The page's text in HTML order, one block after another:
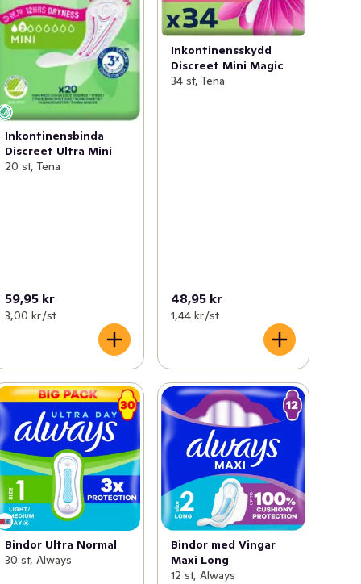
Inkontinensbinda
Discreet Ultra Mini
20 st, Tena
59,95 kr
3,00 kr /st
Inkontinensskydd
Discreet Mini Magic
34 st, Tena
48,95 kr
1,44 kr /st
Bindor Ultra Normal
30 st, Always
Bindor med Vingar
Maxi Long
12 st, Always